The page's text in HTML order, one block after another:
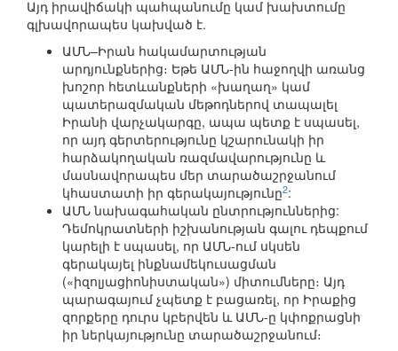
Այդ իրավիճակի պահպանումը կամ խախտումը
գլխավորապես կախված է.
ԱՄՆ–Իրան հակամարտության
արդյունքներից։ Եթե ԱՄՆ-ին հաջողվի առանց
խոշոր հետևանքների «խաղաղ» կամ
պատերազմական մեթոդներով տապալել
Իրանի վարչակարգը, ապա պետք է սպասել,
որ այդ գերտերությունը կշարունակի իր
հարձակողական ռազմավարությունը և
մասնավորապես մեր տարածաշրջանում
կհաստատի իր գերակայությունը2:
ԱՄՆ նախագահական ընտրություններից:
Դեմոկրատների իշխանության գալու դեպքում
կարելի է սպասել, որ ԱՄՆ-ում սկսեն
գերակայել ինքնամեկուսացման
(«իզոլյացիոնիստական») միտումները։ Այդ
պարագայում չպետք է բացառել, որ Իրաքից
զորքերը դուրս կբերվեն և ԱՄՆ-ը կփոքրացնի
իր ներկայությունը տարածաշրջանում։